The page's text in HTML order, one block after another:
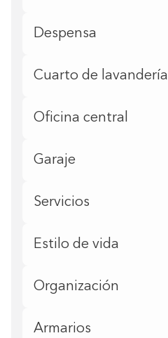
Despensa
Cuarto de lavandería
Oficina central
Garaje
Servicios
Estilo de vida
Organización
Armarios